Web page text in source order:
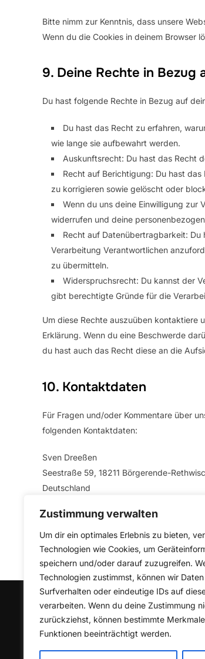
Zustimmung verwalten
Um dir ein optimales Erlebnis zu bieten,
Technologien wie Cookies, um
speichern und/oder darauf zuzugreifen.
Technologien zustimmst, können wir
Surfverhalten oder eindeutige IDs auf
verarbeiten. Wenn du deine Zustimmung
zurückziehst, können bestimmte
Funktionen beeinträchtigt werden.
Bitte nimm zur Kenntnis, dass unsere
Wenn du die Cookies in deinem Browser
9. Deine Rechte in Bezug
Du hast folgende Rechte in Bezug auf
Du hast das Recht zu erfahren,
wie lange sie aufbewahrt werden.
Auskunftsrecht: Du hast das Recht
Recht auf Berichtigung: Du hast
zu korrigieren sowie gelöscht oder
Wenn du uns deine Einwilligung zur
widerrufen und deine
Recht auf Datenübertragbarkeit:
Verarbeitung Verantwortlichen
zu übermitteln.
Widerspruchsrecht: Du kannst der
gibt berechtigte Gründe für die
Um diese Rechte auszuüben kontaktiere
Erklärung. Wenn du eine Beschwerde
du hast auch das Recht diese an die
10. Kontaktdaten
Für Fragen und/oder Kommentare über
folgenden Kontaktdaten:
Sven Dreeßen
Seestraße 59, 18211 Börgerende-
Deutschland
E-Mail:Anfragen@fewo-boergerende.de
Telefonnummer: 038203 22538
Diese Cookie-Richtlinie wurde mit
SUCHE
Suchen
nach: